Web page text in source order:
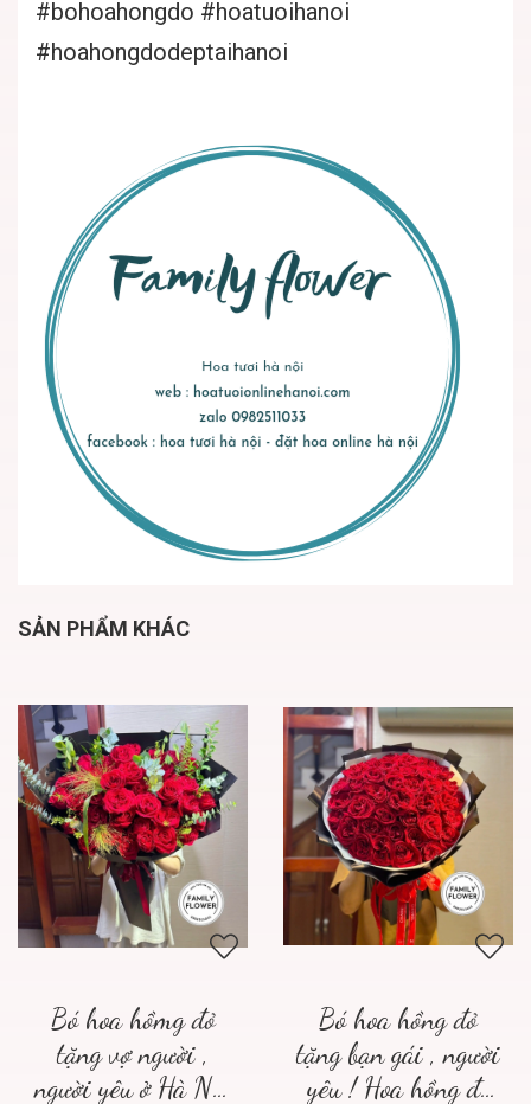
#bohoahongdo #hoatuoihanoi
#hoahongdodeptaihanoi
SẢN PHẨM KHÁC
Bó hoa hồmg đỏ
tặng vợ người ,
người yêu ở Hà Nội
Bó hoa hồng đỏ
tặng bạn gái , người
yêu ! Hoa hồng đỏ